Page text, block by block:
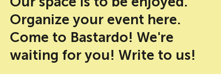
Organize your event here.
Come to Bastardo! We're
waiting for you! Write to us!